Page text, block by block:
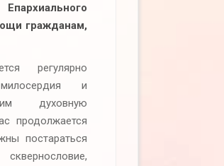
гражданам,
регулярно
и
духовную
продолжается
постараться